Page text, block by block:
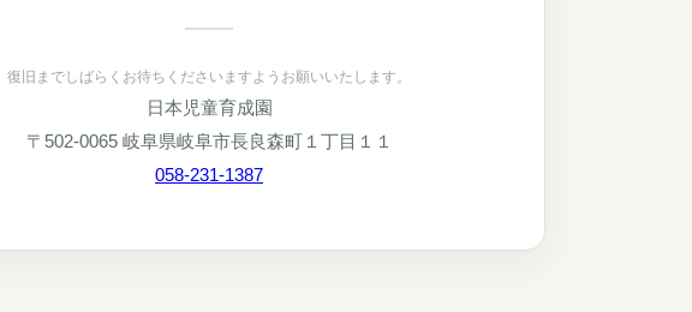
復旧までしばらくお待ちくださいますようお願いいたします。
日本児童育成園
〒502-0065 岐阜県岐阜市長良森町１丁目１１
058-231-1387